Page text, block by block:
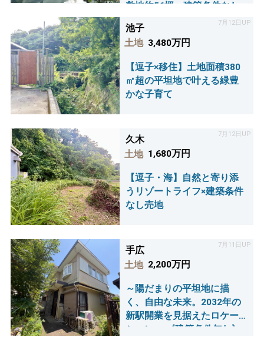
敷地約56坪 建築条件なし
7月12日UP
池子
土地 3,480万円
【逗子×移住】土地面積380
㎡超の平坦地で叶える緑豊
かな子育て
7月12日UP
久木
土地 1,680万円
【逗子・海】自然と寄り添
うリゾートライフ×建築条件
なし売地
7月11日UP
手広
土地 2,200万円
～陽だまりの平坦地に描
く、自由な未来。2032年の
新駅開業を見据えたロケー
ション～ 《建築条件無し》